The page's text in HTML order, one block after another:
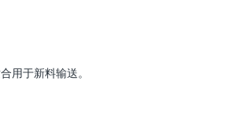
用于新料输送。